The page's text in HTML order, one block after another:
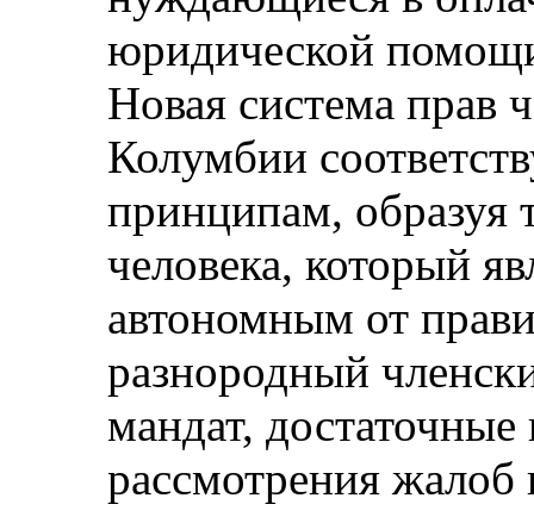
юридической
Новая система прав
Колумбии
принципам, образуя
человека, который
автономным от
разнородный
мандат,
рассмотрения